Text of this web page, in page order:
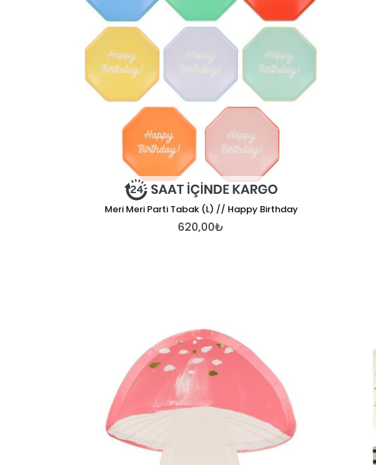
Meri Meri Parti Tabak (L) // Happy Birthday
620,00₺